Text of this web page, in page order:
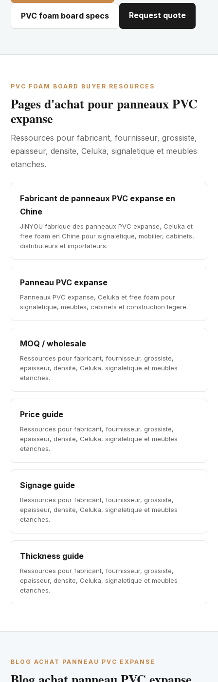
PVC foam board specs Request quote
PVC FOAM BOARD BUYER RESOURCES
Pages d'achat pour panneaux PVC
expanse
Ressources pour fabricant, fournisseur, grossiste,
epaisseur, densite, Celuka, signaletique et meubles
etanches.
Fabricant de panneaux PVC expanse en
Chine
JINYOU fabrique des panneaux PVC expanse, Celuka et
free foam en Chine pour signaletique, mobilier, cabinets,
distributeurs et importateurs.
Panneau PVC expanse
Panneaux PVC expanse, Celuka et free foam pour
signaletique, meubles, cabinets et construction legere.
MOQ / wholesale
Ressources pour fabricant, fournisseur, grossiste,
epaisseur, densite, Celuka, signaletique et meubles
etanches.
Price guide
Ressources pour fabricant, fournisseur, grossiste,
epaisseur, densite, Celuka, signaletique et meubles
etanches.
Signage guide
Ressources pour fabricant, fournisseur, grossiste,
epaisseur, densite, Celuka, signaletique et meubles
etanches.
Thickness guide
Ressources pour fabricant, fournisseur, grossiste,
epaisseur, densite, Celuka, signaletique et meubles
etanches.
BLOG ACHAT PANNEAU PVC EXPANSE